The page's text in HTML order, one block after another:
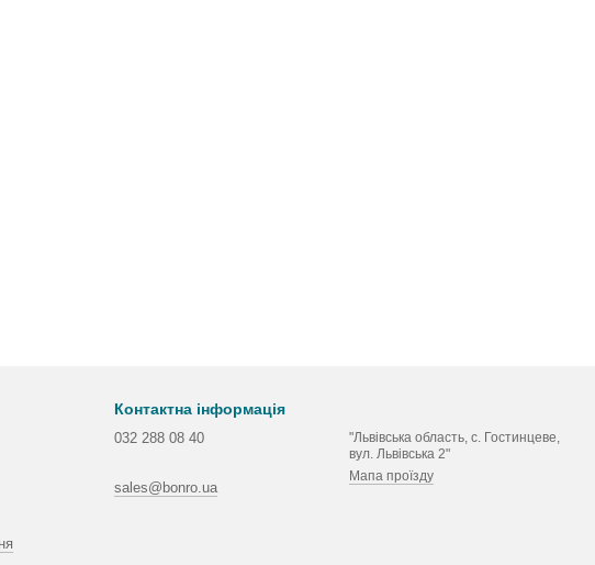
Контактна інформація
032 288 08 40
sales@bonro.ua
"Львівська область, с. Гостинцеве,
вул. Львівська 2"
Мапа проїзду